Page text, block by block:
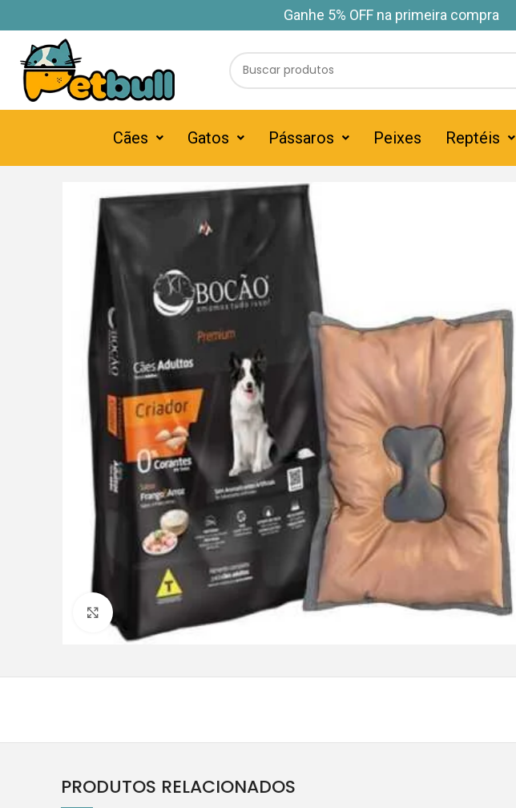
Ganhe 5% OFF na primeira compra
Cães Gatos Pássaros Peixes Reptéis
Clique para ampliar
PRODUTOS RELACIONADOS